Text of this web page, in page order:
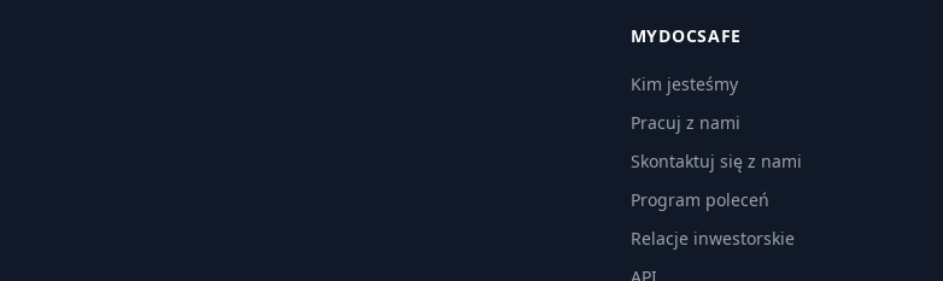
MYDOCSAFE
Kim jesteśmy
Pracuj z nami
Skontaktuj się z nami
Program poleceń
Relacje inwestorskie